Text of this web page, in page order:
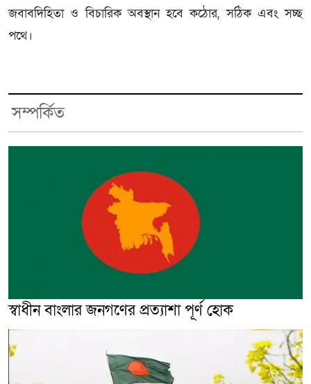
জবাবদিহিতা ও বিচারিক অবস্থান হবে কঠোর, সঠিক এবং সচ্ছ
পথে।
সম্পর্কিত
স্বাধীন বাংলার জনগণের প্রত্যাশা পূর্ণ হোক